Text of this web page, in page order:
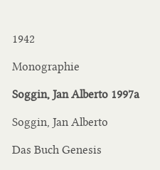
1942
Monographie
Soggin, Jan Alberto 1997a
Soggin, Jan Alberto
Das Buch Genesis